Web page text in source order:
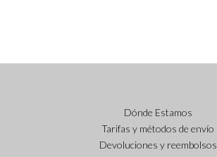
Dónde Estamos
Tarifas y métodos de envío
Devoluciones y reembolsos